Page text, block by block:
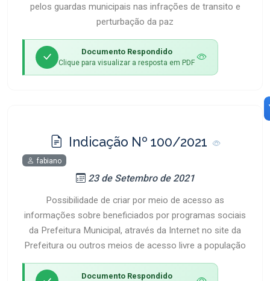
pelos guardas municipais nas infrações de transito e
perturbação da paz
Documento Respondido
Clique para visualizar a resposta em PDF
Indicação Nº 100/2021
fabiano
23 de Setembro de 2021
Possibilidade de criar por meio de acesso as
informações sobre beneficiados por programas sociais
da Prefeitura Municipal, através da Internet no site da
Prefeitura ou outros meios de acesso livre a população
Documento Respondido